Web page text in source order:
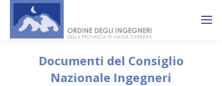
Documenti del Consiglio
Nazionale Ingegneri